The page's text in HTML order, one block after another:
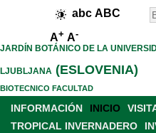
abc ABC
A+ A-
JARDÍN BOTÁNICO DE LA
LJUBLJANA (ESLOVENIA)
BIOTECNICO FACULTAD
INFORMACIÓN INICIO
TROPICAL INVERNADERO